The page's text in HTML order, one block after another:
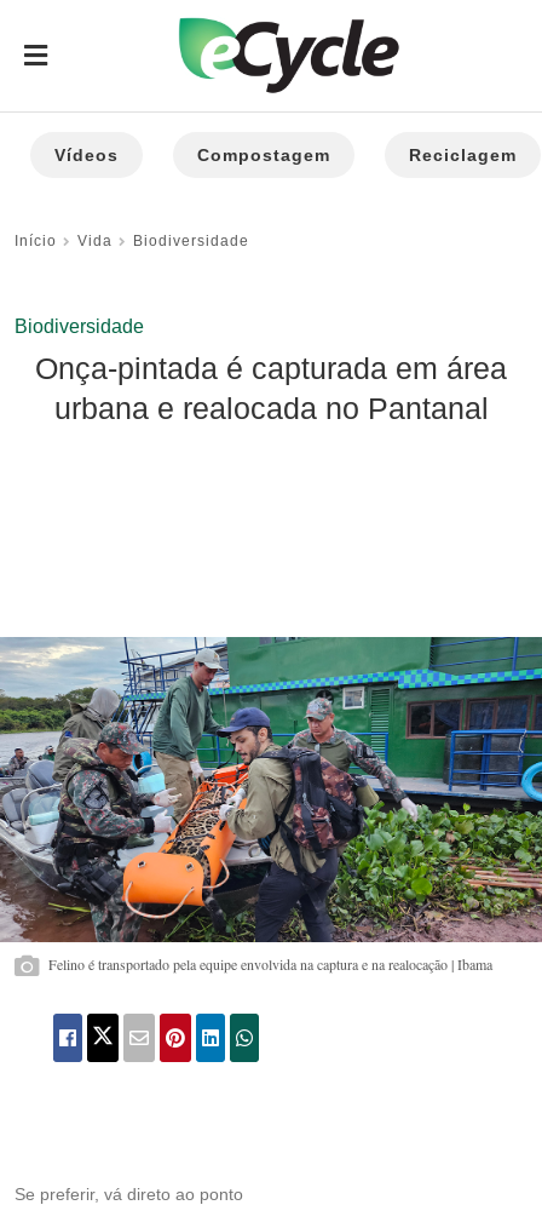
Vídeos Compostagem Reciclagem
Início Vida Biodiversidade
Biodiversidade
Onça-pintada é capturada em área
urbana e realocada no Pantanal
Felino é transportado pela equipe envolvida na captura e na realocação | Ibama
Se preferir, vá direto ao ponto